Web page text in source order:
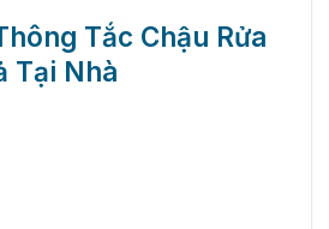
Tắc Chậu Rửa
Tại Nhà